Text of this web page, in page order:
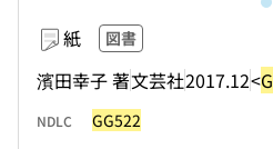
紙 図書
濱田幸子 著文芸社2017.12<
NDLC GG522